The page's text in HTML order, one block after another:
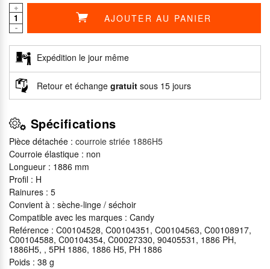
★★★★★
★★★★★ ★★★★★
★★★★★
+
-
AJOUTER AU PANIER
Expédition le jour même
Retour et échange gratuit sous 15 jours
Spécifications
Pièce détachée : courroie striée 1886H5
Courroie élastique : non
Longueur : 1886 mm
Profil : H
Rainures : 5
Convient à : sèche-linge / séchoir
Compatible avec les marques : Candy
Reférence : C00104528, C00104351, C00104563, C00108917,
C00104588, C00104354, C00027330, 90405531, 1886 PH,
1886H5, , 5PH 1886, 1886 H5, PH 1886
Poids : 38 g